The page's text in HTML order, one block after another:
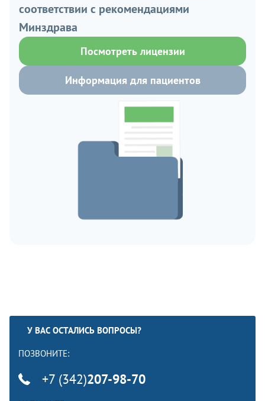
соответствии с рекомендациями
Минздрава
Посмотреть лицензии
Информация для пациентов
У ВАС ОСТАЛИСЬ ВОПРОСЫ?
ПОЗВОНИТЕ:
+7 (342)207-98-70